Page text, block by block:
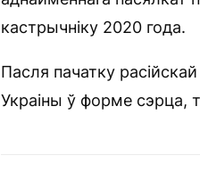
кастрычніку 2020 года.
Пасля пачатку
Украіны ў форме сэрца,